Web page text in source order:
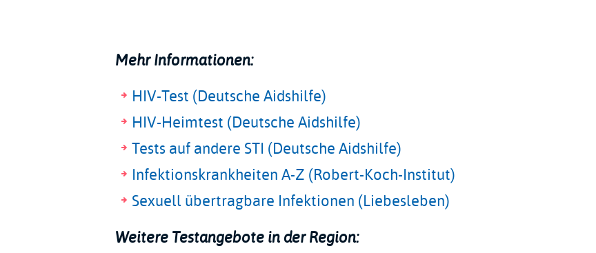
Mehr Informationen:
HIV-Test (Deutsche Aidshilfe)
HIV-Heimtest (Deutsche Aidshilfe)
Tests auf andere STI (Deutsche Aidshilfe)
Infektionskrankheiten A-Z (Robert-Koch-Institut)
Sexuell übertragbare Infektionen (Liebesleben)
Weitere Testangebote in der Region: